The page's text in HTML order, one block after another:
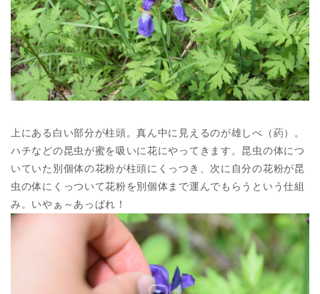
上にある白い部分が柱頭。真ん中に見えるのが雄しべ（葯）。
ハチなどの昆虫が蜜を吸いに花にやってきます。昆虫の体につ
いていた別個体の花粉が柱頭にくっつき、次に自分の花粉が昆
虫の体にくっついて花粉を別個体まで運んでもらうという仕組
み。いやぁ～あっぱれ！